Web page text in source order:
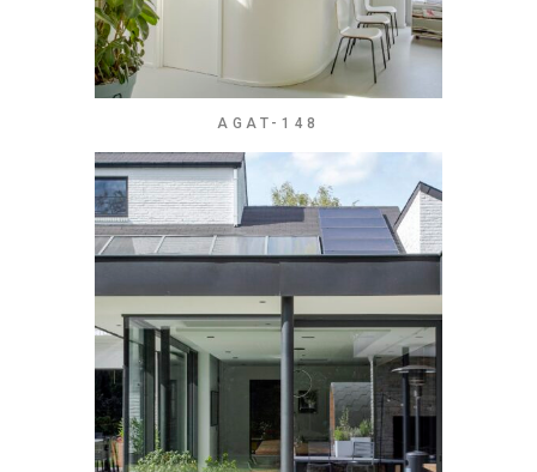
AGAT-148